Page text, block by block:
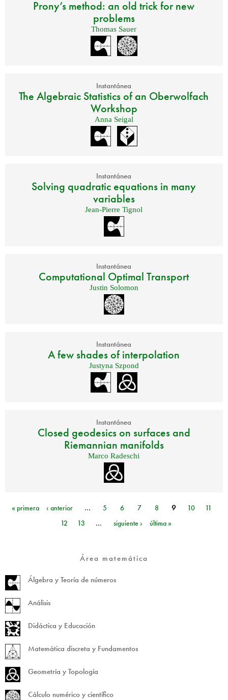
Prony’s method: an old trick for new
problems
Thomas Sauer
Instantánea
The Algebraic Statistics of an Oberwolfach
Workshop
Anna Seigal
Instantánea
Solving quadratic equations in many
variables
Jean-Pierre Tignol
Instantánea
Computational Optimal Transport
Justin Solomon
Instantánea
A few shades of interpolation
Justyna Szpond
Instantánea
Closed geodesics on surfaces and
Riemannian manifolds
Marco Radeschi
Páginas
« primera ‹ anterior … 5 6 7 8 9 10
11
12
13 … siguiente › última »
Área matemática
Álgebra y Teoría de números
Análisis
Didáctica y Educación
Matemática discreta y Fundamentos
Geometría y Topología
Cálculo numérico y científico